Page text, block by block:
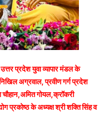
प्रदेश युवा व्यापार मंडल के
अग्रवाल, प्रवीण गर्ग प्रदेश
गोयल,क्रॉकरी
प्रकोष्ठ के अध्यक्ष श्री शक्ति सिंह व